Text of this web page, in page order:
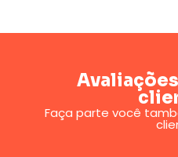
Faça parte você